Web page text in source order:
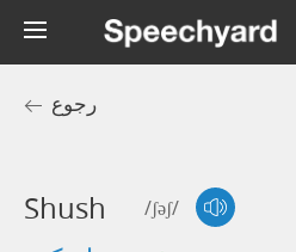
رجوع
Shush /ʃəʃ/